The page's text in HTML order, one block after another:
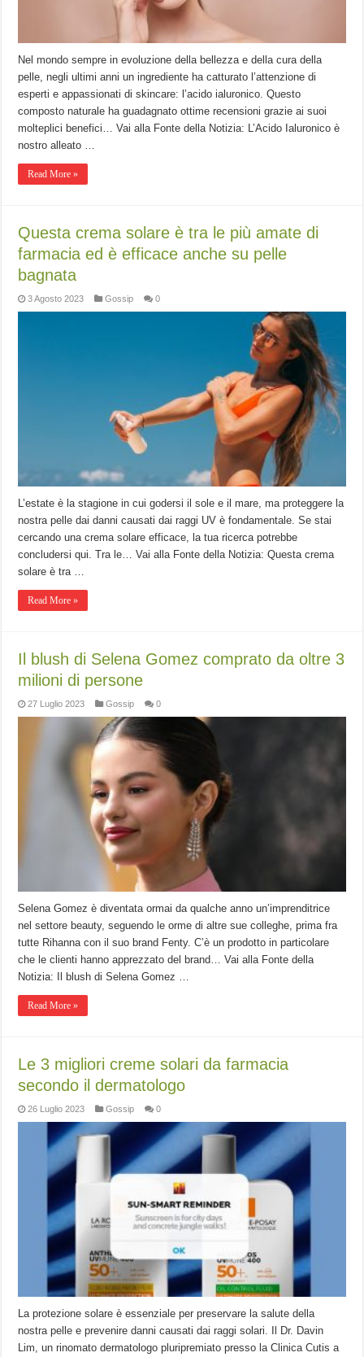
Nel mondo sempre in evoluzione della bellezza e della cura della
pelle, negli ultimi anni un ingrediente ha catturato l’attenzione di
esperti e appassionati di skincare: l’acido ialuronico. Questo
composto naturale ha guadagnato ottime recensioni grazie ai suoi
molteplici benefici… Vai alla Fonte della Notizia: L’Acido Ialuronico è
nostro alleato …
Read More »
Questa crema solare è tra le più amate di
farmacia ed è efficace anche su pelle
bagnata
3 Agosto 2023 Gossip 0
L’estate è la stagione in cui godersi il sole e il mare, ma proteggere la
nostra pelle dai danni causati dai raggi UV è fondamentale. Se stai
cercando una crema solare efficace, la tua ricerca potrebbe
concludersi qui. Tra le… Vai alla Fonte della Notizia: Questa crema
solare è tra …
Read More »
Il blush di Selena Gomez comprato da oltre 3
milioni di persone
27 Luglio 2023 Gossip 0
Selena Gomez è diventata ormai da qualche anno un’imprenditrice
nel settore beauty, seguendo le orme di altre sue colleghe, prima fra
tutte Rihanna con il suo brand Fenty. C’è un prodotto in particolare
che le clienti hanno apprezzato del brand… Vai alla Fonte della
Notizia: Il blush di Selena Gomez …
Read More »
Le 3 migliori creme solari da farmacia
secondo il dermatologo
26 Luglio 2023 Gossip 0
La protezione solare è essenziale per preservare la salute della
nostra pelle e prevenire danni causati dai raggi solari. Il Dr. Davin
Lim, un rinomato dermatologo pluripremiato presso la Clinica Cutis a